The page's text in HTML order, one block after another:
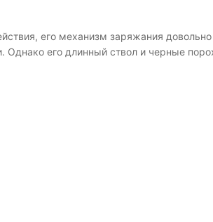
его механизм заряжания
Однако его длинный ствол и черные